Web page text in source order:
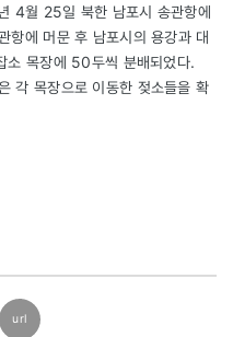
4월 25일 북한 남포시 송관항에
항에 머문 후 남포시의 용강과 대
소 목장에 50두씩 분배되었다.
각 목장으로 이동한 젖소들을 확
url